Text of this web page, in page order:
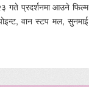
गते प्रदर्शनमा आउने फिल्म
वान स्टप मल, सुनमाई